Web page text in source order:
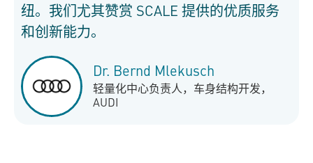
纽。我们尤其赞赏 SCALE 提供的优质服务
和创新能力。
Dr. Bernd Mlekusch
轻量化中心负责人，车身结构开发，
AUDI